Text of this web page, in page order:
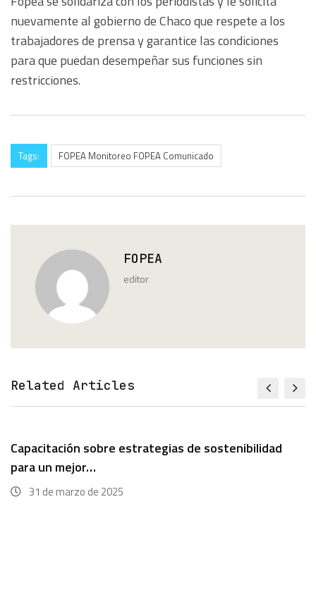
nuevamente al gobierno de Chaco que respete a los
trabajadores de prensa y garantice las condiciones
para que puedan desempeñar sus funciones sin
restricciones.
Tags: FOPEA Monitoreo FOPEA Comunicado
FOPEA
editor
Related Articles
Capacitación sobre estrategias de sostenibilidad
para un mejor…
31 de marzo de 2025